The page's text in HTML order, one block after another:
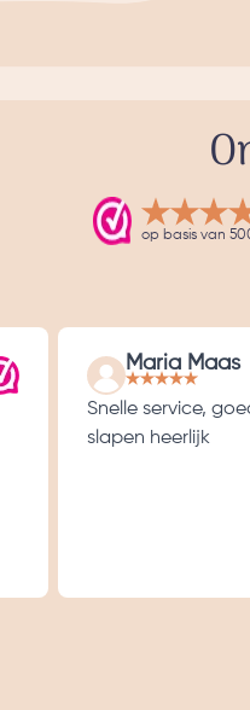
op basis van
Maria Maas
Snelle service,
slapen heerlijk